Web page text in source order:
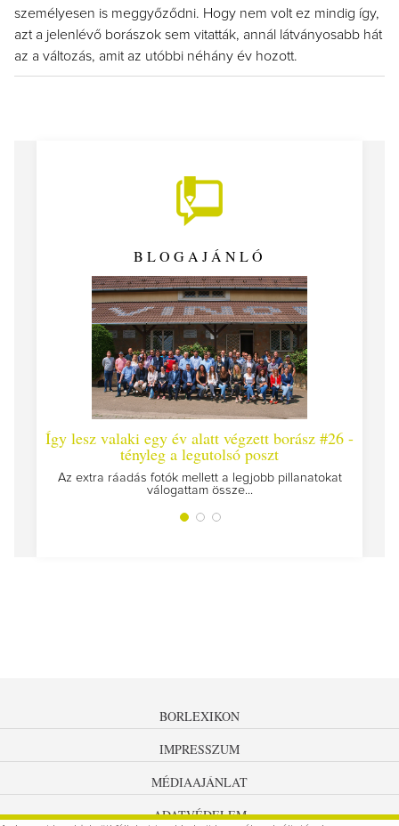
személyesen is meggyőződni. Hogy nem volt ez mindig így,
azt a jelenlévő borászok sem vitatták, annál látványosabb hát
az a változás, amit az utóbbi néhány év hozott.
BLOGAJÁNLÓ
Így lesz valaki egy év alatt végzett borász #26 -
tényleg a legutolsó poszt
Az extra ráadás fotók mellett a legjobb pillanatokat
válogattam össze...
BORLEXIKON
IMPRESSZUM
MÉDIAAJÁNLAT
ADATVÉDELEM